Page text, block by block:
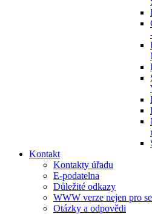
Kontakt
Kontakty úřadu
E-podatelna
Důležité odkazy
WWW verze nejen pro
Otázky a odpovědi